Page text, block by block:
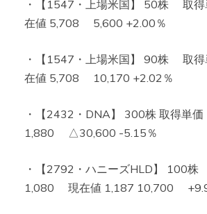
・【1547・上場米国】 50株 取
在値 5,708 5,600 +2.00％
・【1547・上場米国】 90株 取
在値 5,708 10,170 +2.02％
・【2432・DNA】 300株 取得単
1,880 △30,600 -5.15％
・【2792・ハニーズHLD】 100
1,080 現在値 1,187 10,700